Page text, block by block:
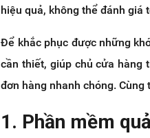
hiệu quả, không thể đánh giá
Để khắc phục được những
cần thiết, giúp chủ cửa hàng
đơn hàng nhanh chóng.
1. Phần mềm